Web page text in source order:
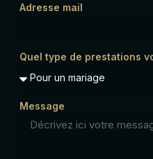
Adresse mail
Quel type de prestations
Message